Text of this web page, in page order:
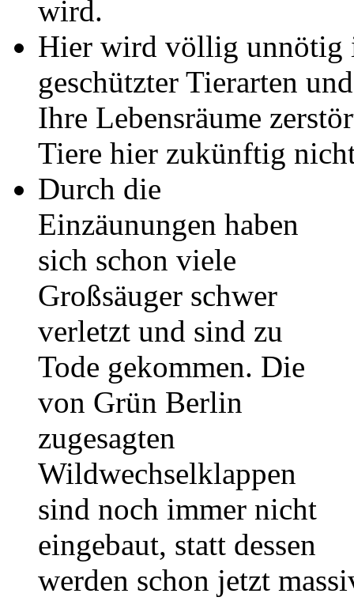
wird.
Hier wird völlig unnötig
geschützter Tierarten
Ihre Lebensräume
Tiere hier zukünftig
Durch die
Einzäunungen haben
sich schon viele
Großsäuger schwer
verletzt und sind zu
Tode gekommen. Die
von Grün Berlin
zugesagten
Wildwechselklappen
sind noch immer nicht
eingebaut, statt dessen
werden schon jetzt